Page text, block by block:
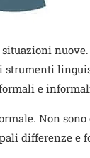
e
Non sono
differenze e